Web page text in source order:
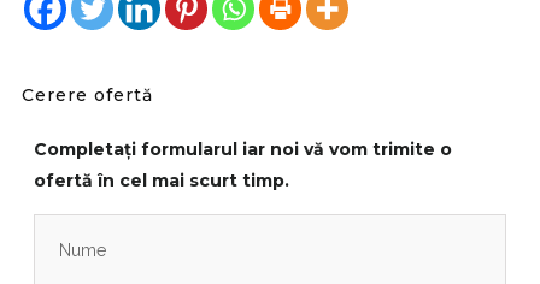
Cerere ofertă
Completați formularul iar noi vă vom trimite o
ofertă în cel mai scurt timp.